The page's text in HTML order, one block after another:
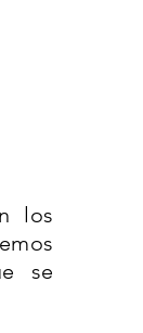
los
se